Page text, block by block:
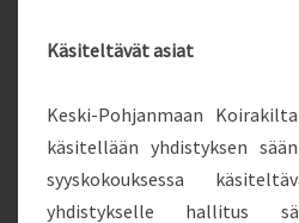
Käsiteltävät asiat
Keski-Pohjanmaan
käsitellään yhdistyksen
syyskokouksessa
yhdistykselle hallitus